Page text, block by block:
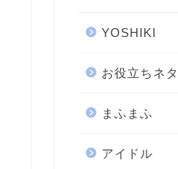
YOSHIKI
お役立ちネタ
まふまふ
アイドル